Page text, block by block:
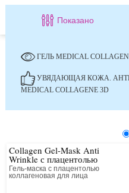
Показано
ГЕЛЬ MEDICAL
УВЯДАЮЩАЯ КОЖА.
MEDICAL COLLAGENE 3D
Collagen Gel-Mask Anti
Wrinkle с плацентолью
Гель-маска с плацентолью
коллагеновая для лица